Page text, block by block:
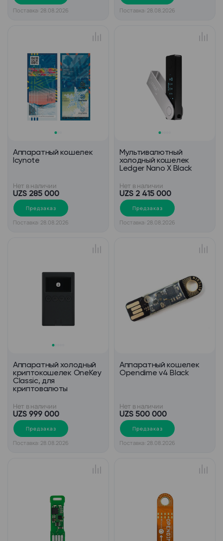
Поставка: 28.08.2026 Поставка: 28.08.2026
Аппаратный кошелек
Icynote
Нет в наличии
UZS 285 000
Предзаказ
Поставка: 28.08.2026
Мультивалютный
холодный кошелек
Ledger Nano X Black
Нет в наличии
UZS 2 415 000
Предзаказ
Поставка: 28.08.2026
Аппаратный холодный
криптокошелек OneKey
Classic, для
криптовалюты
Нет в наличии
UZS 999 000
Предзаказ
Поставка: 28.08.2026
Аппаратный кошелек
Opendime v4 Black
Нет в наличии
UZS 500 000
Предзаказ
Поставка: 28.08.2026